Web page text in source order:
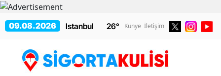
09.08.2026 26° Künye İletişim